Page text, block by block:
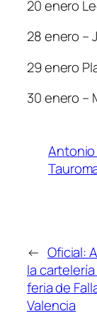
20 enero
28 enero –
29 enero
30 enero –
Antonio
← Oficial:
la
feria de
Valencia